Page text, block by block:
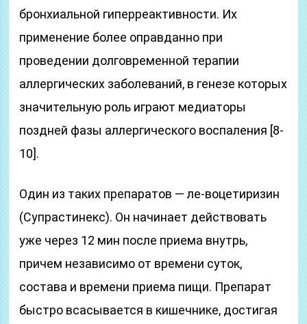
бронхиальной гиперреактивности. Их
применение более оправданно при
проведении долговременной терапии
аллергических заболеваний, в генезе которых
значительную роль играют медиаторы
поздней фазы аллергического воспаления [8-
10].
Один из таких препаратов — ле-воцетиризин
(Супрастинекс). Он начинает действовать
уже через 12 мин после приема внутрь,
причем независимо от времени суток,
состава и времени приема пищи. Препарат
быстро всасывается в кишечнике, достигая